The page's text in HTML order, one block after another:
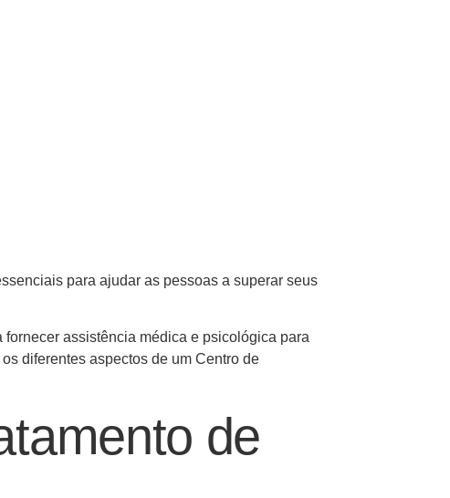
para ajudar as pessoas a superar seus
assistência médica e psicológica para
diferentes aspectos de um Centro de
de